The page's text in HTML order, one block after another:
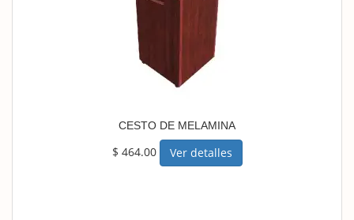
CESTO DE MELAMINA
$ 464.00 Ver detalles